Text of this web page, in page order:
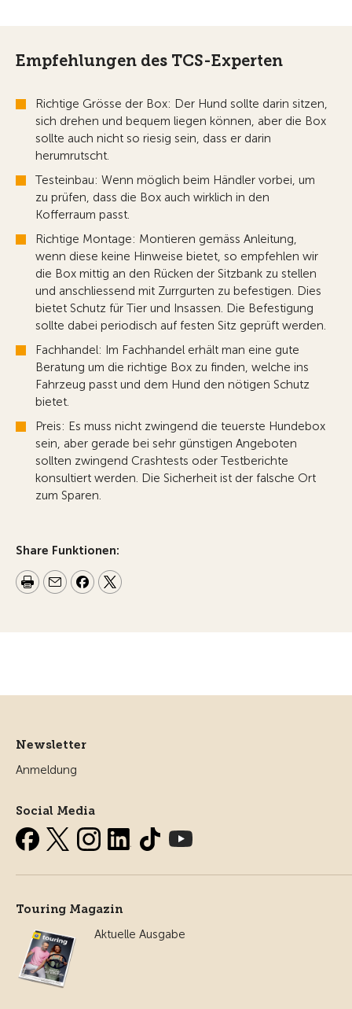
Empfehlungen des TCS-Experten
Richtige Grösse der Box: Der Hund sollte darin sitzen,
sich drehen und bequem liegen können, aber die Box
sollte auch nicht so riesig sein, dass er darin
herumrutscht.
Testeinbau: Wenn möglich beim Händler vorbei, um
zu prüfen, dass die Box auch wirklich in den
Kofferraum passt.
Richtige Montage: Montieren gemäss Anleitung,
wenn diese keine Hinweise bietet, so empfehlen wir
die Box mittig an den Rücken der Sitzbank zu stellen
und anschliessend mit Zurrgurten zu befestigen. Dies
bietet Schutz für Tier und Insassen. Die Befestigung
sollte dabei periodisch auf festen Sitz geprüft werden.
Fachhandel: Im Fachhandel erhält man eine gute
Beratung um die richtige Box zu finden, welche ins
Fahrzeug passt und dem Hund den nötigen Schutz
bietet.
Preis: Es muss nicht zwingend die teuerste Hundebox
sein, aber gerade bei sehr günstigen Angeboten
sollten zwingend Crashtests oder Testberichte
konsultiert werden. Die Sicherheit ist der falsche Ort
zum Sparen.
Share Funktionen:
Newsletter
Anmeldung
Social Media
Touring Magazin
Aktuelle Ausgabe